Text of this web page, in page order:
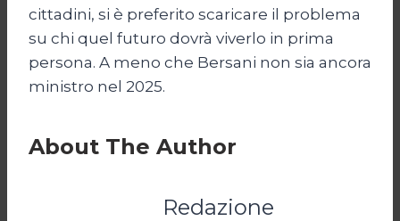
cittadini, si è preferito scaricare il problema
su chi quel futuro dovrà viverlo in prima
persona. A meno che Bersani non sia ancora
ministro nel 2025.
About The Author
Redazione